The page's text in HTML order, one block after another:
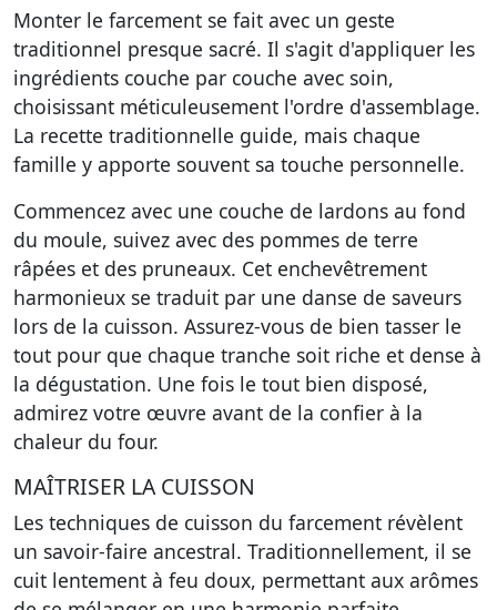
Monter le farcement se fait avec un geste
traditionnel presque sacré. Il s'agit d'appliquer les
ingrédients couche par couche avec soin,
choisissant méticuleusement l'ordre d'assemblage.
La recette traditionnelle guide, mais chaque
famille y apporte souvent sa touche personnelle.
Commencez avec une couche de lardons au fond
du moule, suivez avec des pommes de terre
râpées et des pruneaux. Cet enchevêtrement
harmonieux se traduit par une danse de saveurs
lors de la cuisson. Assurez-vous de bien tasser le
tout pour que chaque tranche soit riche et dense à
la dégustation. Une fois le tout bien disposé,
admirez votre œuvre avant de la confier à la
chaleur du four.
MAÎTRISER LA CUISSON
Les techniques de cuisson du farcement révèlent
un savoir-faire ancestral. Traditionnellement, il se
cuit lentement à feu doux, permettant aux arômes